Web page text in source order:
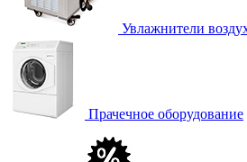
Увлажнители
Прачечное оборудование